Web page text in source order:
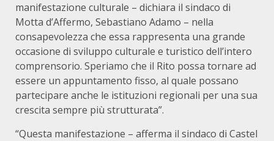
manifestazione culturale – dichiara il sindaco di
Motta d’Affermo, Sebastiano Adamo – nella
consapevolezza che essa rappresenta una grande
occasione di sviluppo culturale e turistico dell’intero
comprensorio. Speriamo che il Rito possa tornare ad
essere un appuntamento fisso, al quale possano
partecipare anche le istituzioni regionali per una sua
crescita sempre più strutturata”.
“Questa manifestazione – afferma il sindaco di Castel